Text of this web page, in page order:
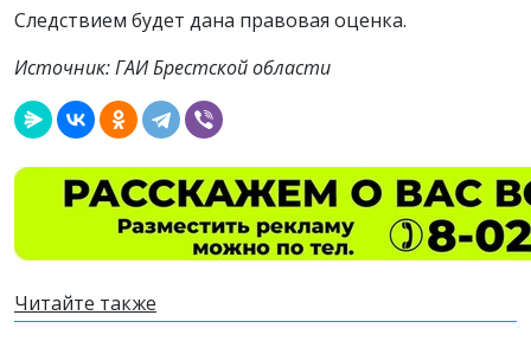
Следствием будет дана правовая оценка.
Источник: ГАИ Брестской области
Читайте также